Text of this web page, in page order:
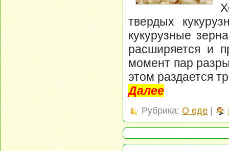
твердых
кукурузные
расширяется и
момент пар
этом раздается
Далее
Рубрика: О еде |